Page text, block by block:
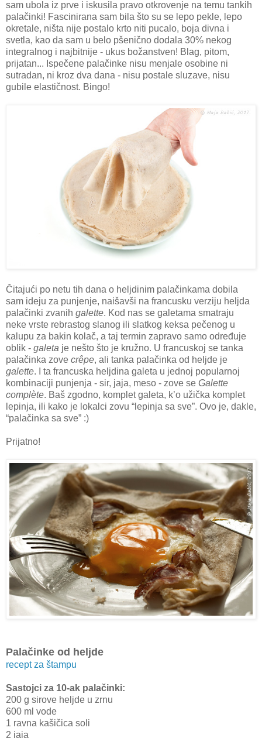
sam ubola iz prve i iskusila pravo otkrovenje na temu tankih
palačinki! Fascinirana sam bila što su se lepo pekle, lepo
okretale, ništa nije postalo krto niti pucalo, boja divna i
svetla, kao da sam u belo pšenično dodala 30% nekog
integralnog i najbitnije - ukus božanstven! Blag, pitom,
prijatan... Ispečene palačinke nisu menjale osobine ni
sutradan, ni kroz dva dana - nisu postale sluzave, nisu
gubile elastičnost. Bingo!
Čitajući po netu tih dana o heljdinim palačinkama dobila
sam ideju za punjenje, naišavši na francusku verziju heljda
palačinki zvanih galette. Kod nas se galetama smatraju
neke vrste rebrastog slanog ili slatkog keksa pečenog u
kalupu za bakin kolač, a taj termin zapravo samo određuje
oblik - galeta je nešto što je kružno. U francuskoj se tanka
palačinka zove crêpe, ali tanka palačinka od heljde je
galette. I ta francuska heljdina galeta u jednoj popularnoj
kombinaciji punjenja - sir, jaja, meso - zove se Galette
complète. Baš zgodno, komplet galeta, k’o užička komplet
lepinja, ili kako je lokalci zovu “lepinja sa sve”. Ovo je, dakle,
“palačinka sa sve” :)
Prijatno!
Palačinke od heljde
recept za štampu
Sastojci za 10-ak palačinki:
200 g sirove heljde u zrnu
600 ml vode
1 ravna kašičica soli
2 jaja